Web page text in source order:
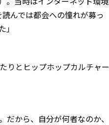
んでは都会への憧れが募っ
りとヒップホップカルチャー
だから、自分が何者なのか、